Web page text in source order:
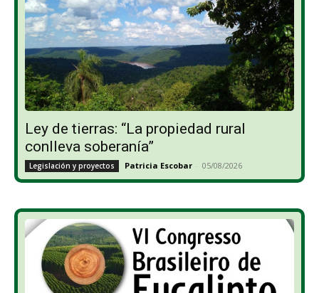
Ley de tierras: “La propiedad rural
conlleva soberanía”
Legislación y proyectos Patricia Escobar - 05/08/2026